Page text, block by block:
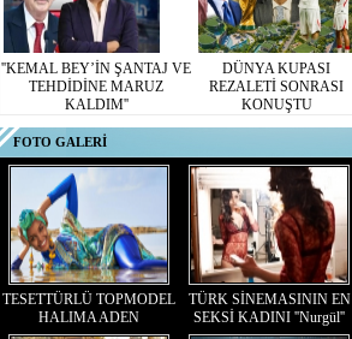
''KEMAL BEY’İN ŞANTAJ VE
TEHDİDİNE MARUZ
KALDIM''
DÜNYA KUPASI
REZALETİ SONRASI
KONUŞTU
FOTO GALERİ
TESETTÜRLÜ TOPMODEL
HALIMA ADEN
TÜRK SİNEMASININ EN
SEKSİ KADINI ''Nurgül''